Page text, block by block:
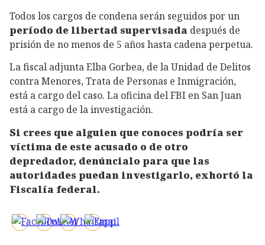
Todos los cargos de condena serán seguidos por un
período de libertad supervisada después de
prisión de no menos de 5 años hasta cadena perpetua.
La fiscal adjunta Elba Gorbea, de la Unidad de Delitos
contra Menores, Trata de Personas e Inmigración,
está a cargo del caso. La oficina del FBI en San Juan
está a cargo de la investigación.
Si crees que alguien que conoces podría ser
víctima de este acusado o de otro
depredador, denúncialo para que las
autoridades puedan investigarlo, exhortó la
Fiscalía federal.